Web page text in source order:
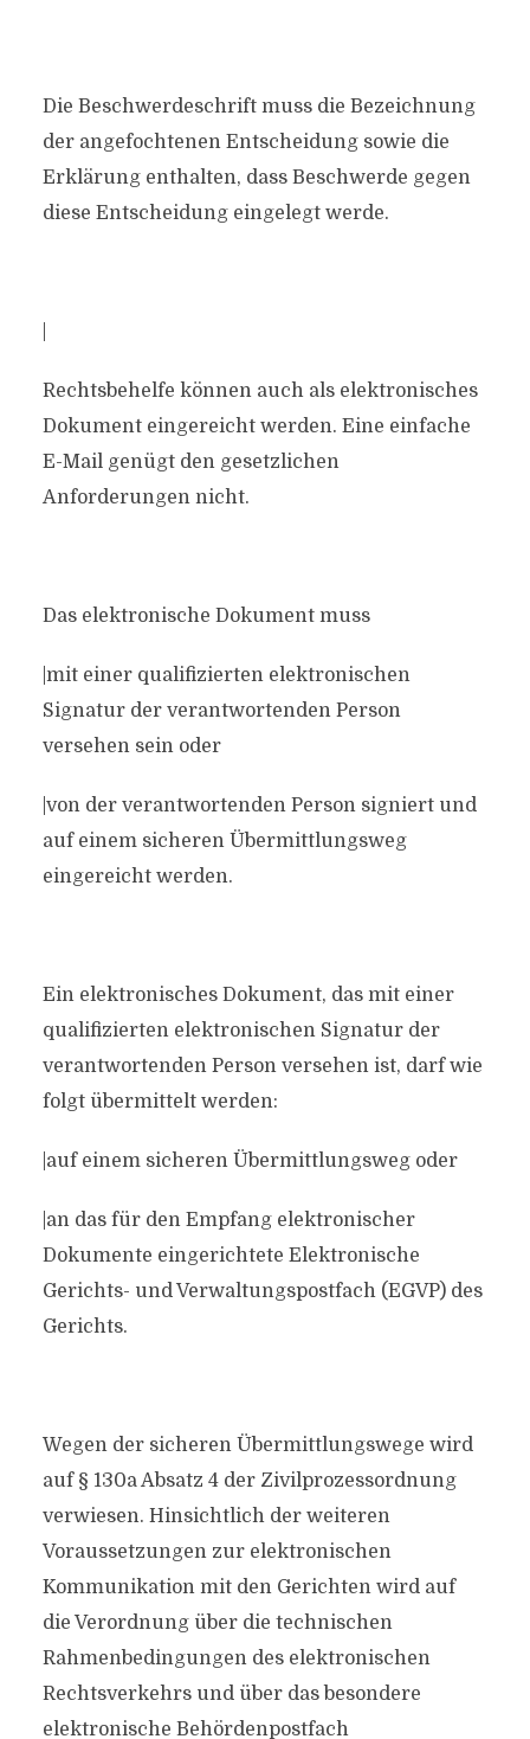
Die Beschwerdeschrift muss die Bezeichnung
der angefochtenen Entscheidung sowie die
Erklärung enthalten, dass Beschwerde gegen
diese Entscheidung eingelegt werde.
Rechtsbehelfe können auch als elektronisches
Dokument eingereicht werden. Eine einfache
E-Mail genügt den gesetzlichen
Anforderungen nicht.
Das elektronische Dokument muss
|mit einer qualifizierten elektronischen
Signatur der verantwortenden Person
versehen sein oder
|von der verantwortenden Person signiert und
auf einem sicheren Übermittlungsweg
eingereicht werden.
Ein elektronisches Dokument, das mit einer
qualifizierten elektronischen Signatur der
verantwortenden Person versehen ist, darf wie
folgt übermittelt werden:
|auf einem sicheren Übermittlungsweg oder
|an das für den Empfang elektronischer
Dokumente eingerichtete Elektronische
Gerichts- und Verwaltungspostfach (EGVP) des
Gerichts.
Wegen der sicheren Übermittlungswege wird
auf § 130a Absatz 4 der Zivilprozessordnung
verwiesen. Hinsichtlich der weiteren
Voraussetzungen zur elektronischen
Kommunikation mit den Gerichten wird auf
die Verordnung über die technischen
Rahmenbedingungen des elektronischen
Rechtsverkehrs und über das besondere
elektronische Behördenpostfach